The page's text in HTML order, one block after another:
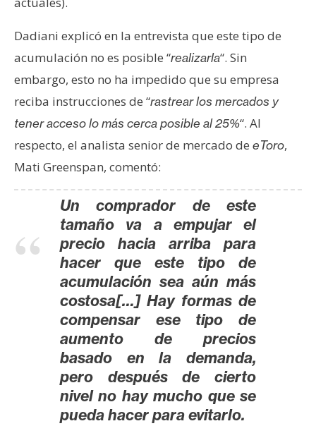
Dadiani explicó en la entrevista que este tipo de
acumulación no es posible “realizarla“. Sin
embargo, esto no ha impedido que su empresa
reciba instrucciones de “rastrear los mercados y
tener acceso lo más cerca posible al 25%“. Al
respecto, el analista senior de mercado de eToro,
Mati Greenspan, comentó:
Un comprador de este
tamaño va a empujar el
precio hacia arriba para
hacer que este tipo de
acumulación sea aún más
costosa[…] Hay formas de
compensar ese tipo de
aumento de precios
basado en la demanda,
pero después de cierto
nivel no hay mucho que se
pueda hacer para evitarlo.